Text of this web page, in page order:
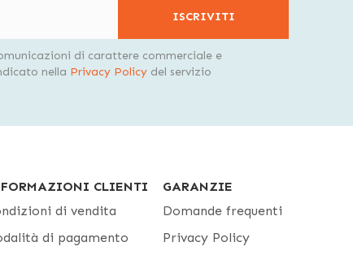
ISCRIVITI
di carattere commerciale e
nella Privacy Policy del servizio
CLIENTI
di vendita
di pagamento
GARANZIE
Domande frequenti
Privacy Policy